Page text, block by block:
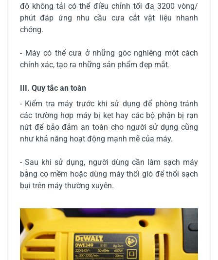
độ không tải có thể điều chỉnh tối đa 3200 vòng/
phút đáp ứng nhu cầu cưa cắt vật liệu nhanh
chóng.
- Máy có thể cưa ở những góc nghiêng một cách
chính xác, tạo ra những sản phẩm đẹp mắt.
III. Quy tắc an toàn
- Kiểm tra máy trước khi sử dụng để phòng tránh
các trường hợp máy bị kẹt hay các bộ phận bị rạn
nứt để bảo đảm an toàn cho người sử dụng cũng
như khả năng hoạt động mạnh mẽ của máy.
- Sau khi sử dụng, người dùng cần làm sạch máy
bằng cọ mềm hoặc dùng máy thổi gió để thổi sạch
bụi trên máy thường xuyên.